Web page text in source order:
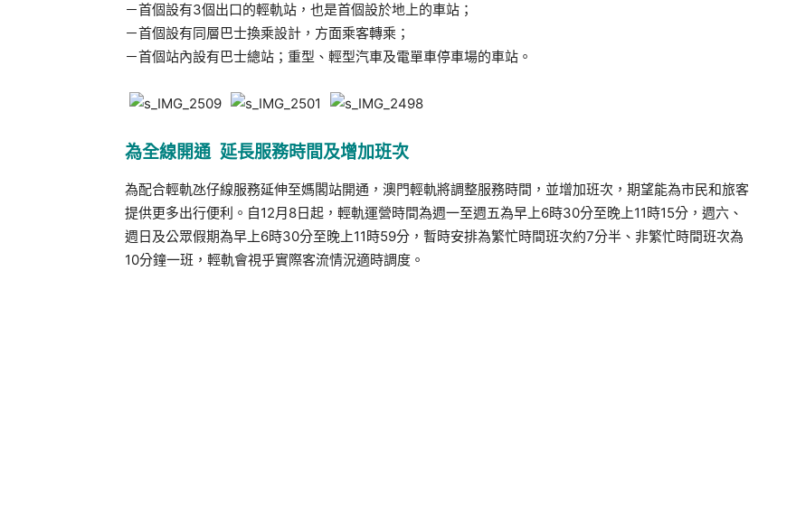
－首個設有3個出口的輕軌站，也是首個設於地上的車站；
－首個設有同層巴士換乘設計，方面乘客轉乘；
－首個站內設有巴士總站；重型、輕型汽車及電單車停車場的車站。
為全線開通 延長服務時間及增加班次
為配合輕軌氹仔線服務延伸至媽閣站開通，澳門輕軌將調整服務時間，並增加班次，期望能為市民和旅客
提供更多出行便利。自12月 8日起，輕軌運營時間為週一至週五為早上6時30分至晚上11 時15分，週六、
週日及公眾假期為早上6時30分至晚上11 時59分，暫時安排為繁忙時間班次約7分半、非繁忙時間班次為
10分鐘一班，輕軌會視乎實際客流情況適時調度。